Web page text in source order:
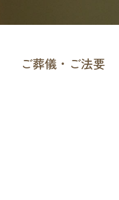
ご葬儀・ご法要